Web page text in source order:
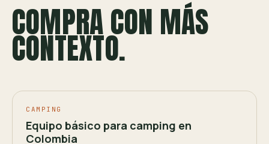
COMPRA CON MÁS
CONTEXTO.
CAMPING
Equipo básico para camping en
Colombia